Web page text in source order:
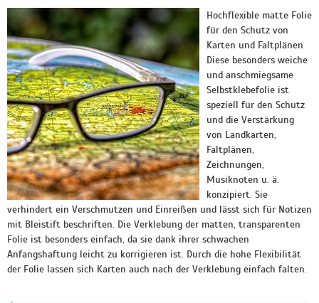
Hochflexible matte Folie
für den Schutz von
Karten und Faltplänen
Diese besonders weiche
und anschmiegsame
Selbstklebefolie ist
speziell für den Schutz
und die Verstärkung
von Landkarten,
Faltplänen,
Zeichnungen,
Musiknoten u. ä.
konzipiert. Sie
verhindert ein Verschmutzen und Einreißen und lässt sich für Notizen
mit Bleistift beschriften. Die Verklebung der matten, transparenten
Folie ist besonders einfach, da sie dank ihrer schwachen
Anfangshaftung leicht zu korrigieren ist. Durch die hohe Flexibilität
der Folie lassen sich Karten auch nach der Verklebung einfach falten.